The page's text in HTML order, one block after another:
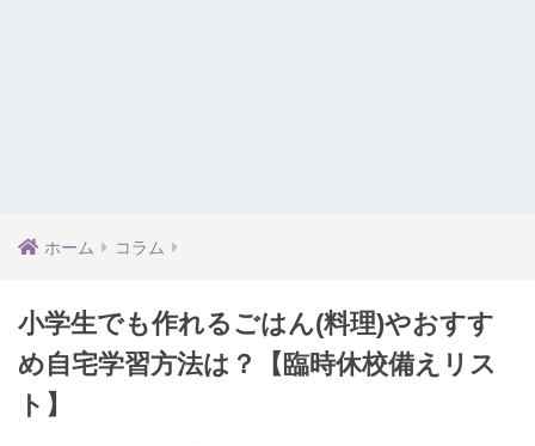
ホーム コラム
小学生でも作れるごはん(料理)やおすす
め自宅学習方法は？【臨時休校備えリス
ト】